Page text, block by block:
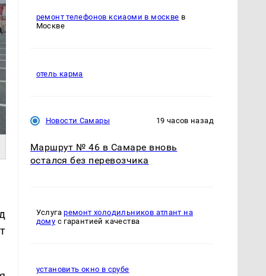
ремонт телефонов ксиаоми в москве в
Москве
отель карма
Новости Самары 19 часов назад
Маршрут № 46 в Самаре вновь
остался без перевозчика
Услугаремонт холодильников атлант на
дому с гарантией качества
установить окно в срубе